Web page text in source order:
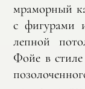
мраморный
с фигурами
лепной
Фойе в